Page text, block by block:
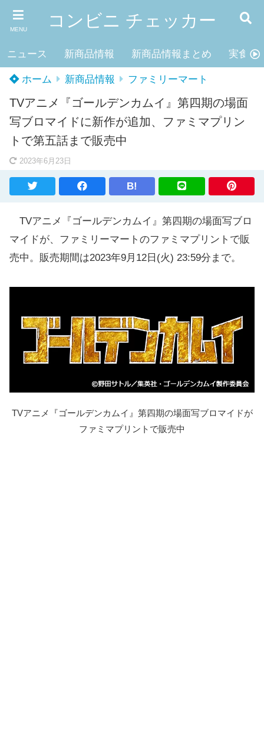
MENU コンビニ チェッカー
ニュース 新商品情報 新商品情報まとめ 実食レ
ホーム 新商品情報 ファミリーマート
TVアニメ『ゴールデンカムイ』第四期の場面
写ブロマイドに新作が追加、ファミマプリン
トで第五話まで販売中
2023年6月23日
B!
TVアニメ『ゴールデンカムイ』第四期の場面写ブロ
マイドが、ファミリーマートのファミマプリントで販
売中。販売期間は2023年9月12日(火) 23:59分まで。
TVアニメ『ゴールデンカムイ』第四期の場面写ブロマイドが
ファミマプリントで販売中